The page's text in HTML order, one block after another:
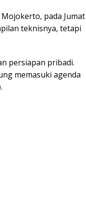
Mojokerto, pada Jumat
teknisnya, tetapi
persiapan pribadi.
memasuki agenda